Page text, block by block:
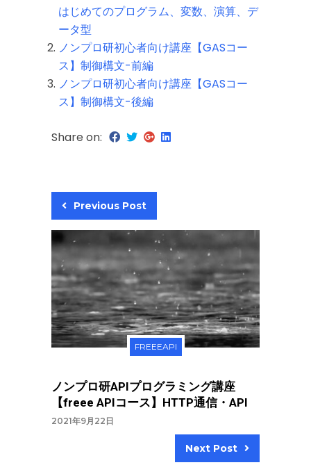
はじめてのプログラム、変数、演算、デ
ータ型
ノンプロ研初心者向け講座【GASコー
ス】制御構文-前編
ノンプロ研初心者向け講座【GASコー
ス】制御構文-後編
Share on:
Previous Post
FREEEAPI
ノンプロ研APIプログラミング講座
【freee APIコース】HTTP通信・API
2021年9月22日
Next Post